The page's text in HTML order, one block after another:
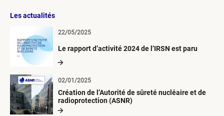
Les actualités
Le rapport d’activité 2024 de l’IRSN est paru
22/05/2025
Création de l’Autorité de sûreté nucléaire et de
radioprotection (ASNR)
02/01/2025